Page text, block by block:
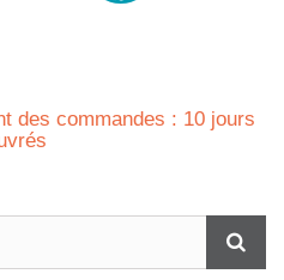
des commandes : 10 jours